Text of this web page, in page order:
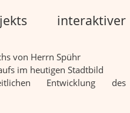
interaktiver
von Herrn Spühr
im heutigen Stadtbild
Entwicklung des